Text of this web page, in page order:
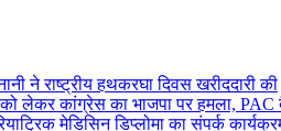
ने राष्ट्रीय हथकरघा दिवस खरीददारी की
को लेकर कांग्रेस का भाजपा पर हमला,
मेडिसिन डिप्लोमा का संपर्क